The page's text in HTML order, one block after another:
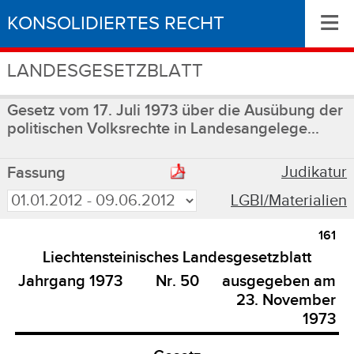
KONSOLIDIERTES RECHT
LANDESGESETZBLATT
≡
Gesetz vom 17. Juli 1973 über die Ausübung der
politischen Volksrechte in Landesangelege...
Fassung
Judikatur
LGBl/Materialien